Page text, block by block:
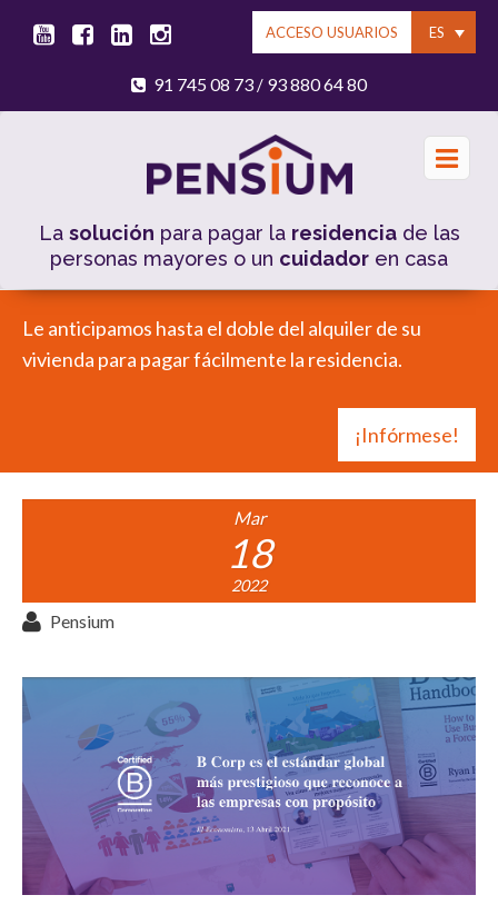
ES
ACCESO USUARIOS
91 745 08 73/ 93 880 64 80
La solución para pagar la residenciade las
personas mayores o un cuidador en casa
Le anticipamos hasta el doble del alquiler de su
vivienda para pagar fácilmente la residencia.
¡Infórmese!
Mar
18
2022
Pensium